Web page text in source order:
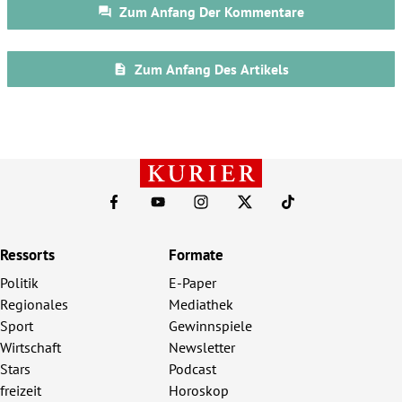
Ressorts
Politik
Regionales
Sport
Wirtschaft
Stars
freizeit
Formate
E-Paper
Mediathek
Gewinnspiele
Newsletter
Podcast
Horoskop